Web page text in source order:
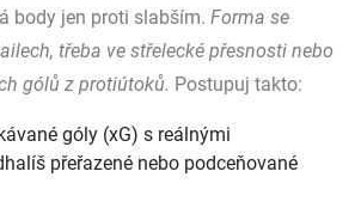
body jen proti slabším. Forma se
třeba ve střelecké přesnosti nebo
gólů z protiútoků. Postupuj takto:
góly (xG) s reálnými
přeřazené nebo podceňované